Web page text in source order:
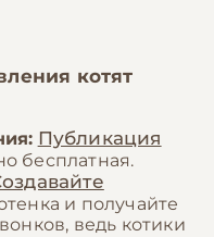
котят
Публикация
бесплатная.
и получайте
ведь котики